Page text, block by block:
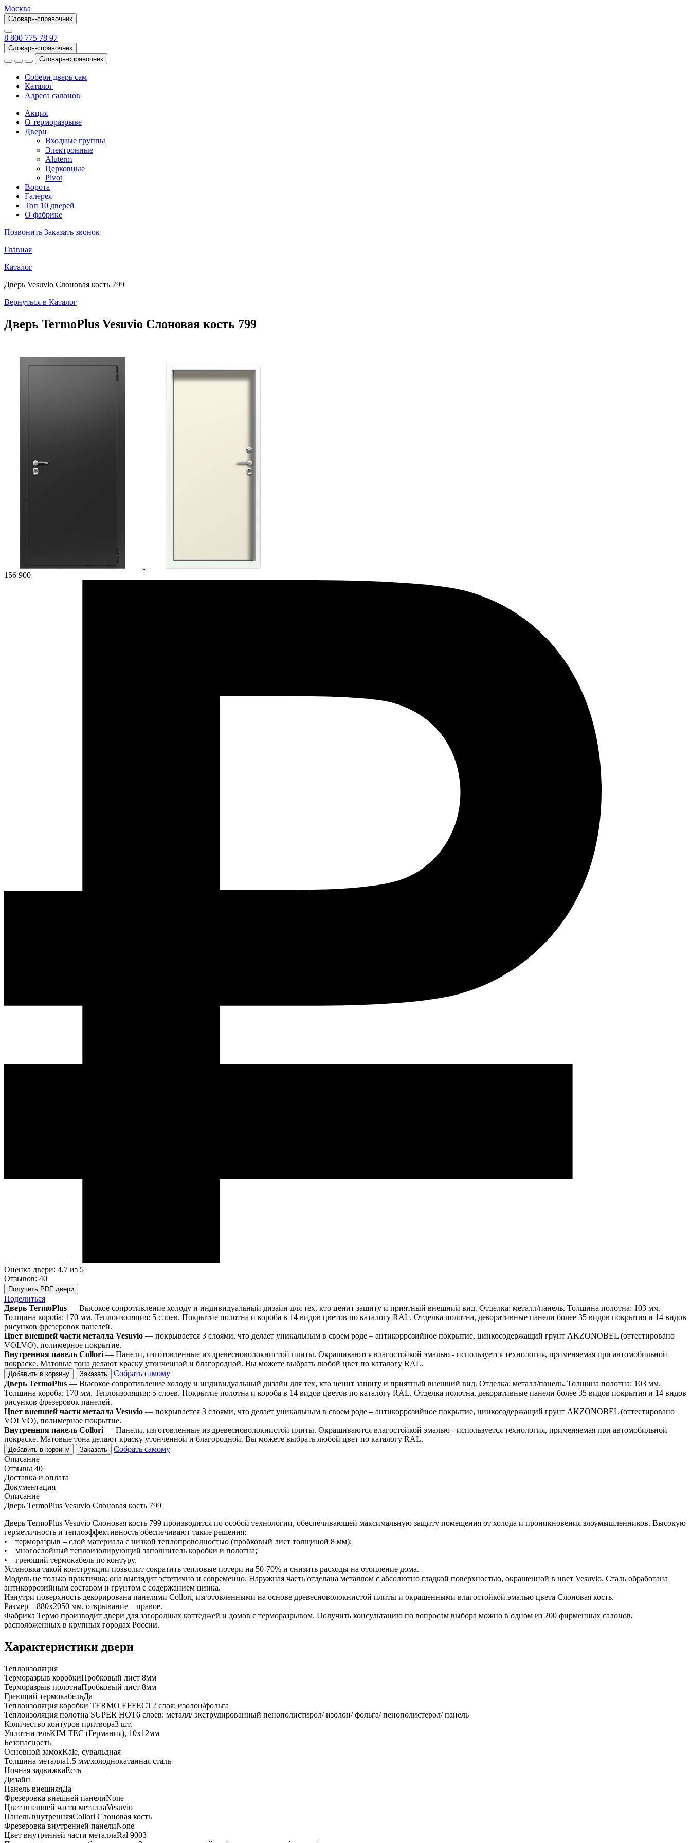
Москва
Словарь-справочник
8 800 775 78 97
Словарь-справочник
Словарь-справочник
Собери дверь сам
Каталог
Адреса салонов
Акция
О терморазрыве
Двери
Входные группы
Электронные
Aluterm
Церковные
Pivot
Ворота
Галерея
Топ 10 дверей
О фабрике
Позвонить Заказать звонок
Главная
Каталог
Дверь Vesuvio Слоновая кость 799
Вернуться в Каталог
Дверь TermoPlus Vesuvio Слоновая кость 799
156 900
Оценка двери: 4.7 из 5
Отзывов: 40
Получить PDF двери
Поделиться
Дверь TermoPlus — Высокое сопротивление холоду и индивидуальный дизайн для тех, кто ценит защиту и приятный внешний вид. Отделка: металл/панель. Толщина полотна: 103 мм.
Толщина короба: 170 мм. Теплоизоляция: 5 слоев. Покрытие полотна и короба в 14 видов цветов по каталогу RAL. Отделка полотна, декоративные панели более 35 видов покрытия и 14 видов
рисунков фрезеровок панелей.
Цвет внешней части металла Vesuvio — покрывается 3 слоями, что делает уникальным в своем роде – антикоррозийное покрытие, цинкосодержащий грунт AKZONOBEL (оттестировано
VOLVO), полимерное покрытие.
Внутренняя панель Collori — Панели, изготовленные из древесноволокнистой плиты. Окрашиваются влагостойкой эмалью - используется технология, применяемая при автомобильной
покраске. Матовые тона делают краску утонченной и благородной. Вы можете выбрать любой цвет по каталогу RAL.
Добавить в корзину Заказать
Собрать самому
Дверь TermoPlus — Высокое сопротивление холоду и индивидуальный дизайн для тех, кто ценит защиту и приятный внешний вид. Отделка: металл/панель. Толщина полотна: 103 мм.
Толщина короба: 170 мм. Теплоизоляция: 5 слоев. Покрытие полотна и короба в 14 видов цветов по каталогу RAL. Отделка полотна, декоративные панели более 35 видов покрытия и 14 видов
рисунков фрезеровок панелей.
Цвет внешней части металла Vesuvio — покрывается 3 слоями, что делает уникальным в своем роде – антикоррозийное покрытие, цинкосодержащий грунт AKZONOBEL (оттестировано
VOLVO), полимерное покрытие.
Внутренняя панель Collori — Панели, изготовленные из древесноволокнистой плиты. Окрашиваются влагостойкой эмалью - используется технология, применяемая при автомобильной
покраске. Матовые тона делают краску утонченной и благородной. Вы можете выбрать любой цвет по каталогу RAL.
Добавить в корзину Заказать
Собрать самому
Описание
Отзывы 40
Доставка и оплата
Документация
Описание
Дверь TermoPlus Vesuvio Слоновая кость 799
Дверь TermoPlus Vesuvio Слоновая кость 799 производится по особой технологии, обеспечивающей максимальную защиту помещения от холода и проникновения злоумышленников. Высокую
герметичность и теплоэффективность обеспечивают такие решения:
• терморазрыв – слой материала с низкой теплопроводностью (пробковый лист толщиной 8 мм);
• многослойный теплоизолирующий заполнитель коробки и полотна;
• греющий термокабель по контуру.
Установка такой конструкции позволит сократить тепловые потери на 50-70% и снизить расходы на отопление дома.
Модель не только практична: она выглядит эстетично и современно. Наружная часть отделана металлом с абсолютно гладкой поверхностью, окрашенной в цвет Vesuvio. Сталь обработана
антикоррозийным составом и грунтом с содержанием цинка.
Изнутри поверхность декорирована панелями Collori, изготовленными на основе древесноволокнистой плиты и окрашенными влагостойкой эмалью цвета Слоновая кость.
Размер – 880х2050 мм, открывание – правое.
Фабрика Термо производит двери для загородных коттеджей и домов с терморазрывом. Получить консультацию по вопросам выбора можно в одном из 200 фирменных салонов,
расположенных в крупных городах России.
Характеристики двери
Теплоизоляция
Терморазрыв коробкиПробковый лист 8мм
Терморазрыв полотнаПробковый лист 8мм
Греющий термокабельДа
Теплоизоляция коробки TERMO EFFECT2 слоя: изолон/фольга
Теплоизоляция полотна SUPER НОТ6 слоев: металл/ экструдированный пенополистирол/ изолон/ фольга/ пенополистерол/ панель
Количество контуров притвора3 шт.
УплотнительKIM ТЕС (Германия), 10x12мм
Безопасность
Основной замокKale, сувальдная
Толщина металла1.5 мм/холоднокатанная сталь
Ночная задвижкаЕсть
Дизайн
Панель внешняяДа
Фрезеровка внешней панелиNone
Цвет внешней части металлаVesuvio
Панель внутренняяCollori Слоновая кость
Фрезеровка внутренней панелиNone
Цвет внутренней части металлаRal 9003